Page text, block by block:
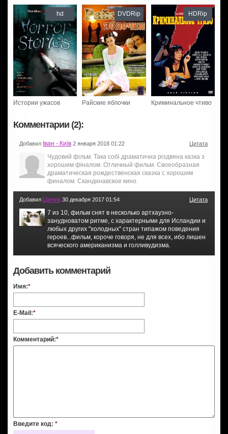
Истории ужасов
hd
Райские яблочки
DVDRip
Криминальное чтиво
HDRip
Комментарии (2):
Добавил Іван - Київ 2 января 2018 01:22 Цитата
Чудовий фільм. Така собі драматична різдвяна казка з
хорошим фіналом. Отличный фильм. Своеобразная
драматическая рождественская сказка с хорошим
финалом. Скандинавское кино.
Добавил Циник 30 декабря 2017 01:54 Цитата
7 из 10, фильм снят в несколько артхаузно-
занудноватом ритме, с характерными для Исландии и
любых других "холодных" стран типажом поведения
героев...фильм, короче говоря, не для всех, ибо лишен
всяческого американизма и голливудизма.
Добавить комментарий
Имя:*
E-Mail:*
Комментарий:*
Введите код: *